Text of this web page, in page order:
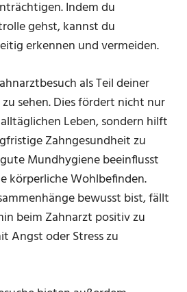
Indem du
gehst, kannst du
erkennen und vermeiden.
als Teil deiner
sehen. Dies fördert nicht nur
Leben, sondern hilft
Zahngesundheit zu
Mundhygiene beeinflusst
körperliche Wohlbefinden.
bewusst bist, fällt
beim Zahnarzt positiv zu
Angst oder Stress zu